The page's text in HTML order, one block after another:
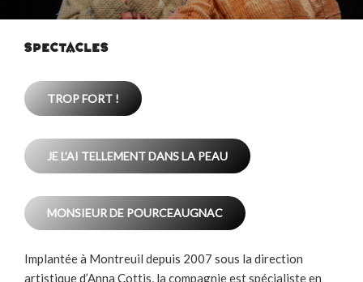
SPECTACLES
TROP FORT !
JE L’AI TELLEMENT DANS LA PEAU
MONSIEUR DE POURCEAUGNAC
Implantée à Montreuil depuis 2007 sous la direction
artistique d’Anna Cottis, la compagnie est spécialiste en